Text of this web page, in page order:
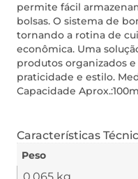
permite fácil
bolsas. O sistema de
tornando a rotina de
econômica. Uma
produtos organizados
praticidade e estilo.
Capacidade
Características
Peso